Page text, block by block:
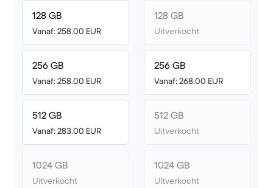
128 GB
Vanaf: 258.00 EUR
256 GB
Vanaf: 258.00 EUR
512 GB
Vanaf: 283.00 EUR
1024 GB
Uitverkocht
128 GB
Uitverkocht
256 GB
Vanaf: 268.00 EUR
512 GB
Uitverkocht
1024 GB
Uitverkocht